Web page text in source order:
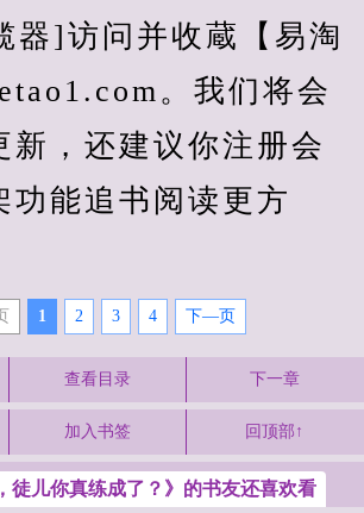
器]访问并收蔵【易淘
。我们将会
新，还建议你注册会
功能追书阅读更方
1 2 3 4 下—页
查看目录 下一章
加入书签 回顶部↑
徒儿你真练成了？》的书友还喜欢看